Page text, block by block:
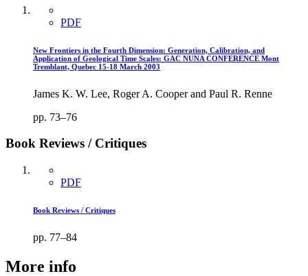
PDF
New Frontiers in the Fourth Dimension: Generation, Calibration, and
Application of Geological Time Scales: GAC NUNA CONFERENCE Mont
Tremblant, Quebec 15-18 March 2003
James K. W. Lee, Roger A. Cooper and Paul R. Renne
pp. 73–76
Book Reviews / Critiques
PDF
Book Reviews / Critiques
pp. 77–84
More info